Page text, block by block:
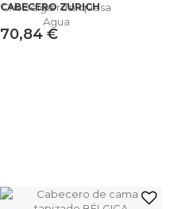
CABECERO ZURICH
70,84 €